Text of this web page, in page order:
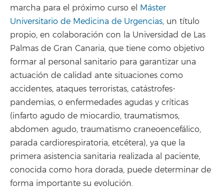
marcha para el próximo curso el Máster
Universitario de Medicina de Urgencias, un título
propio, en colaboración con la Universidad de Las
Palmas de Gran Canaria, que tiene como objetivo
formar al personal sanitario para garantizar una
actuación de calidad ante situaciones como
accidentes, ataques terroristas, catástrofes-
pandemias, o enfermedades agudas y críticas
(infarto agudo de miocardio, traumatismos,
abdomen agudo, traumatismo craneoencefálico,
parada cardiorespiratoria, etcétera), ya que la
primera asistencia sanitaria realizada al paciente,
conocida como hora dorada, puede determinar de
forma importante su evolución.